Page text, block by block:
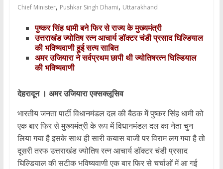
Chief Minister, Pushkar Singh Dhami, Uttarakhand
पुष्कर सिंह धामी बने फिर से राज्य के मुख्यमंत्री
उत्तराखंड ज्योतिष रत्न आचार्य डॉक्टर चंडी प्रसाद घिल्डियाल
की भविष्यवाणी हुई सत्य साबित
अमर उजियारा ने सर्वप्रथम छापी थी ज्योतिषरत्न घिल्डियाल
की भविष्यवाणी
देहरादून । अमर उजियारा एक्सक्लूसिव
भारतीय जनता पार्टी विधानमंडल दल की बैठक में पुष्कर सिंह धामी को
एक बार फिर से मुख्यमंत्री के रूप में विधानमंडल दल का नेता चुन
लिया गया है इसके साथ ही सारी कयास बाजी पर विराम लग गया है तो
दूसरी तरफ उत्तराखंड ज्योतिष रत्न आचार्य डॉक्टर चंडी प्रसाद
घिल्डियाल की सटीक भविष्यवाणी एक बार फिर से चर्चाओं में आ गई